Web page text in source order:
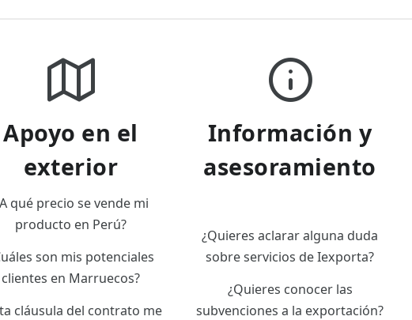
Apoyo en el
exterior
qué precio se vende mi
producto en Perú?
son mis potenciales
clientes en Marruecos?
cláusula del contrato me
Información y
asesoramiento
¿Quieres aclarar alguna duda
sobre servicios de Iexporta?
¿Quieres conocer las
subvenciones a la exportación?